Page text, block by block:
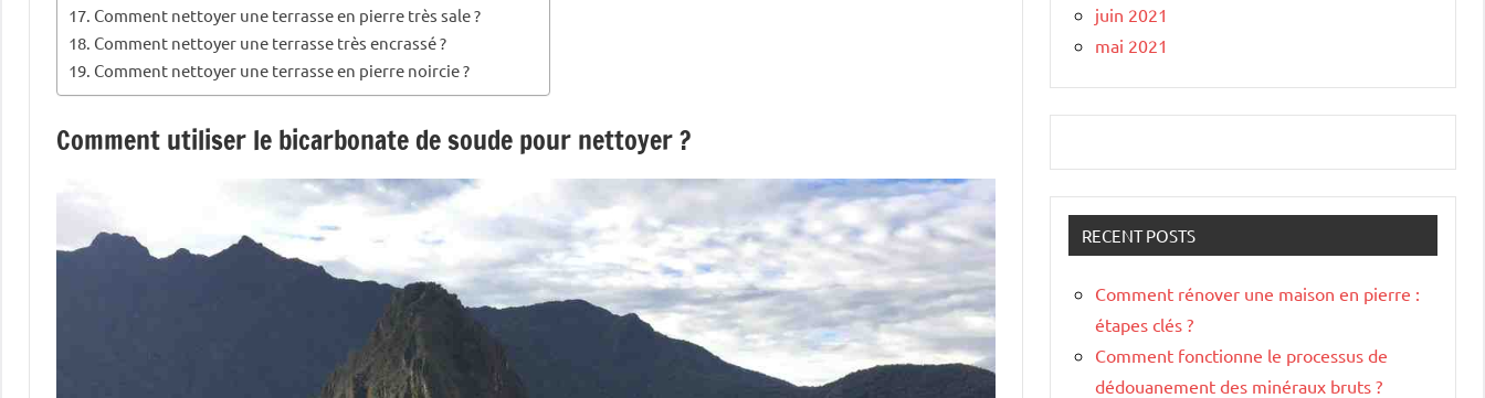
Comment nettoyer une terrasse en pierre très sale ?
Comment nettoyer une terrasse très encrassé ?
Comment nettoyer une terrasse en pierre noircie ?
Comment utiliser le bicarbonate de soude pour nettoyer ?
juin 2021
mai 2021
RECENT POSTS
Comment rénover une maison en pierre :
étapes clés ?
Comment fonctionne le processus de
dédouanement des minéraux bruts ?